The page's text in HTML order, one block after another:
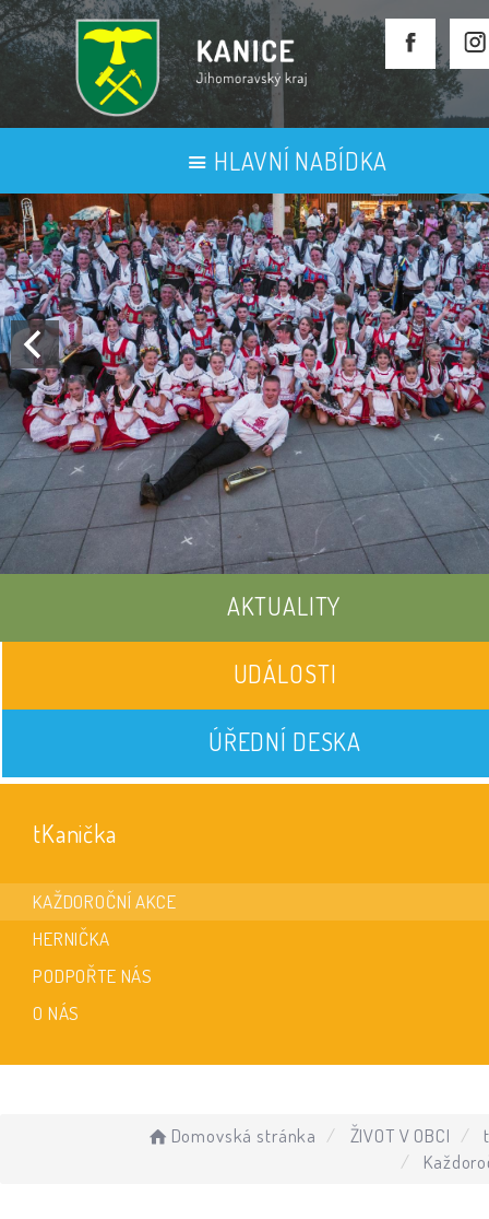
HLAVNÍ NABÍDKA
AKTUALITY
UDÁLOSTI
ÚŘEDNÍ DESKA
tKanička
KAŽDOROČNÍ AKCE
HERNIČKA
PODPOŘTE NÁS
O NÁS
Domovská stránka ŽIVOT V OBCI